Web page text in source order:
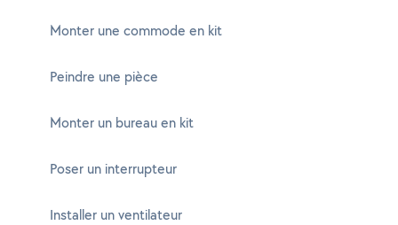
Monter une commode en kit
Peindre une pièce
Monter un bureau en kit
Poser un interrupteur
Installer un ventilateur